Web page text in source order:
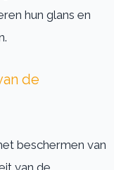
hun glans en
de
beschermen van
van de